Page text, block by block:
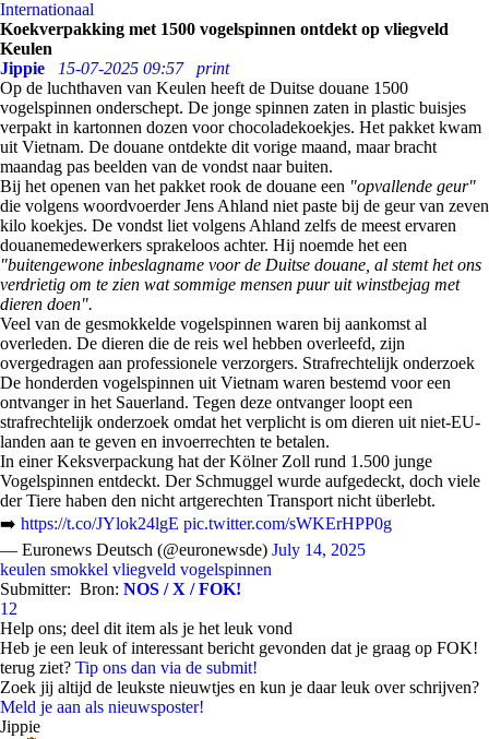
Internationaal
Koekverpakking met 1500 vogelspinnen ontdekt op vliegveld
Keulen
Jippie
15-07-2025 09:57
print
Op de luchthaven van Keulen heeft de Duitse douane 1500
vogelspinnen onderschept. De jonge spinnen zaten in plastic buisjes
verpakt in kartonnen dozen voor chocoladekoekjes. Het pakket kwam
uit Vietnam. De douane ontdekte dit vorige maand, maar bracht
maandag pas beelden van de vondst naar buiten.
Bij het openen van het pakket rook de douane een "opvallende geur"
die volgens woordvoerder Jens Ahland niet paste bij de geur van zeven
kilo koekjes. De vondst liet volgens Ahland zelfs de meest ervaren
douanemedewerkers sprakeloos achter. Hij noemde het een
"buitengewone inbeslagname voor de Duitse douane, al stemt het ons
verdrietig om te zien wat sommige mensen puur uit winstbejag met
dieren doen".
Veel van de gesmokkelde vogelspinnen waren bij aankomst al
overleden. De dieren die de reis wel hebben overleefd, zijn
overgedragen aan professionele verzorgers. Strafrechtelijk onderzoek
De honderden vogelspinnen uit Vietnam waren bestemd voor een
ontvanger in het Sauerland. Tegen deze ontvanger loopt een
strafrechtelijk onderzoek omdat het verplicht is om dieren uit niet-EU-
landen aan te geven en invoerrechten te betalen.
In einer Keksverpackung hat der Kölner Zoll rund 1.500 junge
Vogelspinnen entdeckt. Der Schmuggel wurde aufgedeckt, doch viele
der Tiere haben den nicht artgerechten Transport nicht überlebt.
➡️ https://t.co/JYlok24lgE pic.twitter.com/sWKErHPP0g
— Euronews Deutsch (@euronewsde) July 14, 2025
keulen smokkel vliegveld vogelspinnen
Submitter: Bron: NOS / X / FOK!
12
Help ons; deel dit item als je het leuk vond
Heb je een leuk of interessant bericht gevonden dat je graag op FOK!
terug ziet? Tip ons dan via de submit!
Zoek jij altijd de leukste nieuwtjes en kun je daar leuk over schrijven?
Meld je aan als nieuwsposter!
Jippie